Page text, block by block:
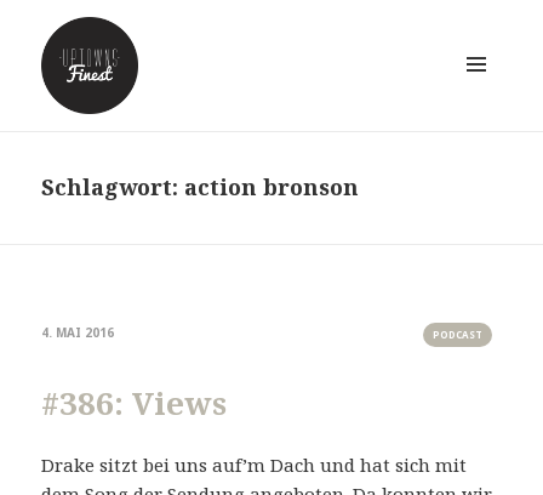
Schlagwort: action bronson
4. MAI 2016 PODCAST
#386: Views
Drake sitzt bei uns auf’m Dach und hat sich mit